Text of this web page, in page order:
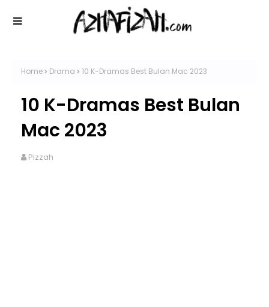
Home Drama 10 K-Dramas Best Bulan Mac 2023
10 K-Dramas Best Bulan
Mac 2023
Pizzah